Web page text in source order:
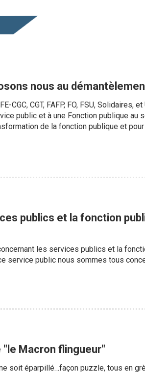
nous au
CGC, CGT, FAFP, FO, FSU, Solidaires,
public et à une Fonction publique
de la fonction publique et
publics et la fonction
les services publics et la
service public nous sommes tous
Macron flingueur"
soit éparpillé…façon puzzle, tous en